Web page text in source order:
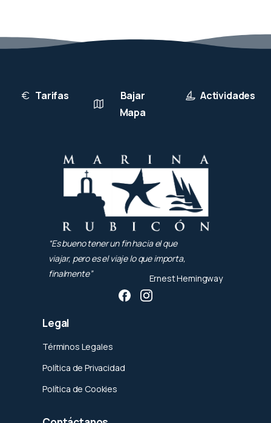
Tarifas
Bajar
Mapa
Actividades
“Es bueno tener un fin hacia el que
viajar, pero es el viaje lo que importa,
finalmente”
Ernest Hemingway
Legal
Términos Legales
Política de Privacidad
Política de Cookies